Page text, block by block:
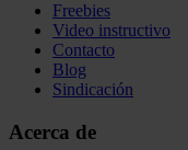
Freebies
Video instructivo
Contacto
Blog
Sindicación
Acerca de